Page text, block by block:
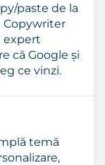
paste de la
expert
că Google și
ce vinzi.
temă